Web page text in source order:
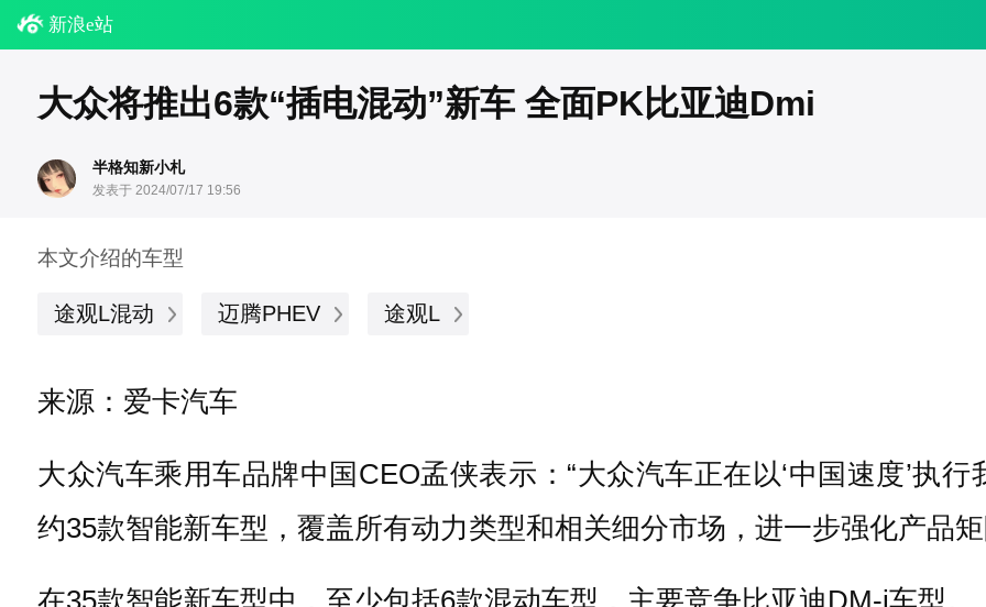
新浪e站
大众将推出6款“插电混动”新车 全面PK比亚迪Dmi
半格知新小札
发表于 2024/07/17 19:56
本文介绍的车型
途观L混动 迈腾PHEV 途观L
来源：爱卡汽车
大众汽车乘用车品牌中国CEO孟侠表示：“大众汽车正在以‘中国速度’执
约35款智能新车型，覆盖所有动力类型和相关细分市场，进一步强化产品矩
在35款智能新车型中，至少包括6款混动车型，主要竞争比亚迪DM-i车型。